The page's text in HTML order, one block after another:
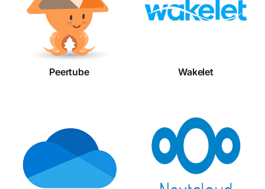
Peertube
Peertube
Wakelet
Wakelet
Microsoft
OneDrive
Nextcloud